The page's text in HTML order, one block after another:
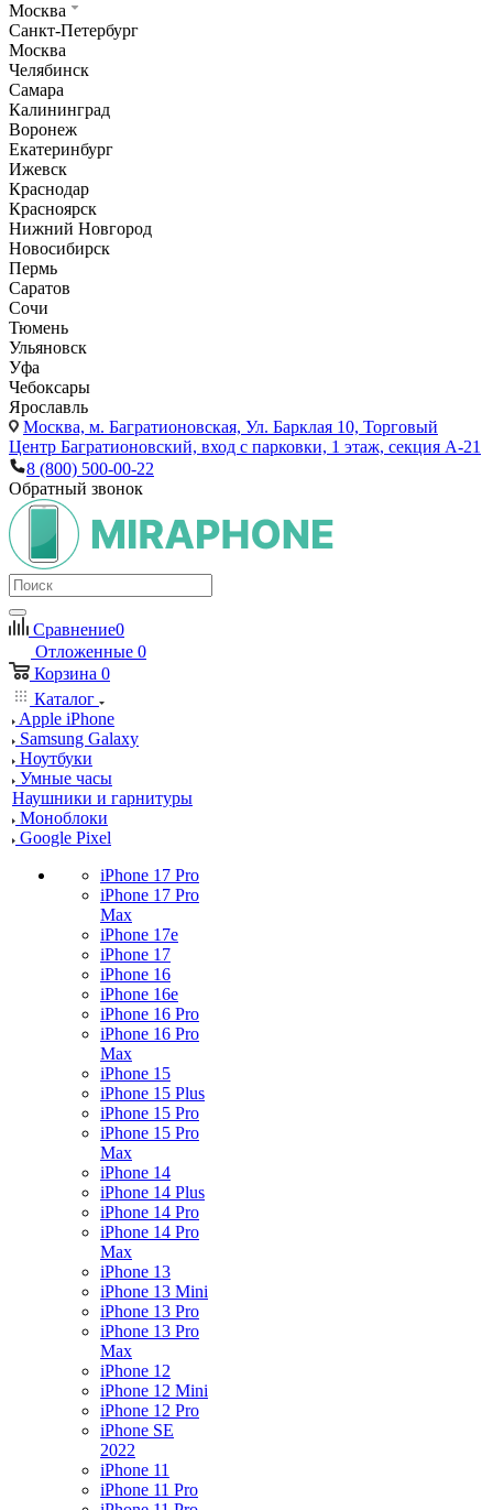
Москва
Санкт-Петербург
Москва
Челябинск
Самара
Калининград
Воронеж
Екатеринбург
Ижевск
Краснодар
Красноярск
Нижний Новгород
Новосибирск
Пермь
Саратов
Сочи
Тюмень
Ульяновск
Уфа
Чебоксары
Ярославль
Москва, м. Багратионовская, Ул. Барклая 10, Торговый
Центр Багратионовский, вход с парковки, 1 этаж, секция А-21
8 (800) 500-00-22
Обратный звонок
Сравнение0
Отложенные 0
Корзина 0
Каталог
Apple iPhone
Samsung Galaxy
Ноутбуки
Умные часы
Наушники и гарнитуры
Моноблоки
Google Pixel
iPhone 17 Pro
iPhone 17 Pro
Max
iPhone 17e
iPhone 17
iPhone 16
iPhone 16e
iPhone 16 Pro
iPhone 16 Pro
Max
iPhone 15
iPhone 15 Plus
iPhone 15 Pro
iPhone 15 Pro
Max
iPhone 14
iPhone 14 Plus
iPhone 14 Pro
iPhone 14 Pro
Max
iPhone 13
iPhone 13 Mini
iPhone 13 Pro
iPhone 13 Pro
Max
iPhone 12
iPhone 12 Mini
iPhone 12 Pro
iPhone SE
2022
iPhone 11
iPhone 11 Pro